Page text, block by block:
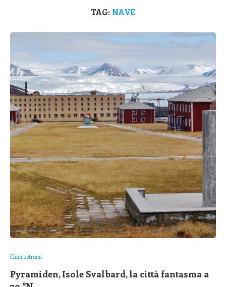
TAG: NAVE
Climi estremi
Pyramiden, Isole Svalbard, la città fantasma a